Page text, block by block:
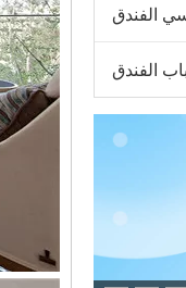
الفندق
باب الفندق